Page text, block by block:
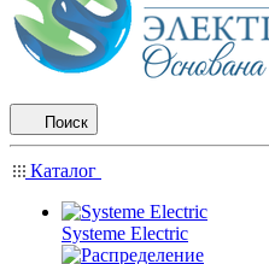
Поиск
Каталог
Systeme Electric